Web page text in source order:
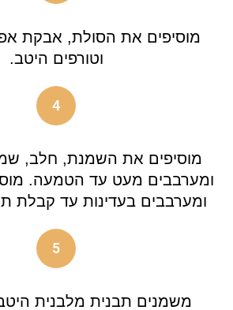
מוסיפים את הסולת, אבקת
וטורפים היטב.
4
מוסיפים את השמנת, חלב,
ומערבבים מעט עד הטמעה.
ומערבבים בעדינות עד קבלת
5
משמנים תבנית מלבנית